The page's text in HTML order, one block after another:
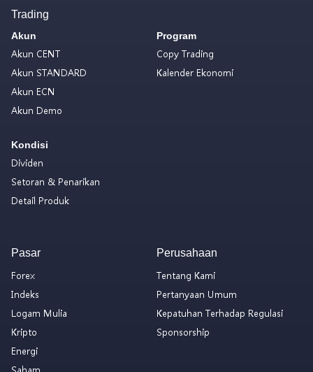
Trading
Akun
Akun CENT
Akun STANDARD
Akun ECN
Akun Demo
Kondisi
Dividen
Setoran & Penarikan
Detail Produk
Program
Copy Trading
Kalender Ekonomi
Pasar
Forex
Indeks
Logam Mulia
Kripto
Energi
Perusahaan
Tentang Kami
Pertanyaan Umum
Kepatuhan Terhadap Regulasi
Sponsorship